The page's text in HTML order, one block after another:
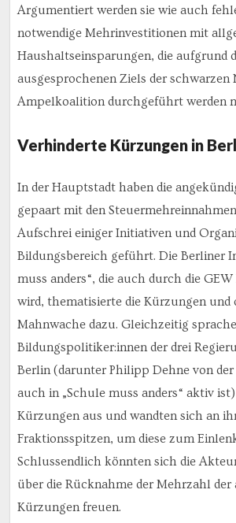
Argumentiert werden sie wie auch
notwendige Mehrinvestitionen mit
Haushaltseinsparungen, die aufgrund
ausgesprochenen Ziels der
Ampelkoalition durchgeführt werden
Verhinderte Kürzungen in
In der Hauptstadt haben die
gepaart mit den
Aufschrei einiger Initiativen und
Bildungsbereich geführt. Die Berliner
muss anders“, die auch durch die
wird, thematisierte die Kürzungen und
Mahnwache dazu. Gleichzeitig
Bildungspolitiker:innen der drei
Berlin (darunter Philipp Dehne von
auch in „Schule muss anders“ aktiv
Kürzungen aus und wandten sich an
Fraktionsspitzen, um diese zum
Schlussendlich könnten sich die
über die Rücknahme der Mehrzahl
Kürzungen freuen.